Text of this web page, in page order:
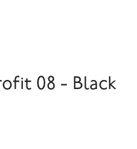
08 - Black